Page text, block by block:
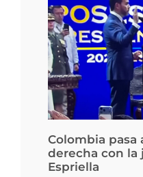
Colombia pasa
derecha con la
Espriella